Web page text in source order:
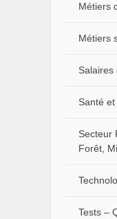
Métiers
Métiers
Salaires
Santé et
Secteur
Forêt,
Tests –